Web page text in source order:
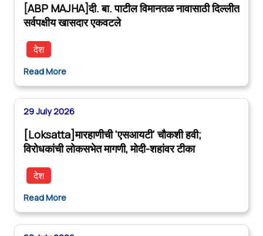
[ABP MAJHA]दी. बा. पाटील विमानतळ नावासाठी दिल्लीत
सर्वपक्षीय खासदार एकवटले
देश
Read More
29 July 2026
[Loksatta]मारहाणीची 'एसआयटी' चौकशी हवी;
विरोधकांची लोकसभेत मागणी, मोदी-शहांवर टीका
देश
Read More